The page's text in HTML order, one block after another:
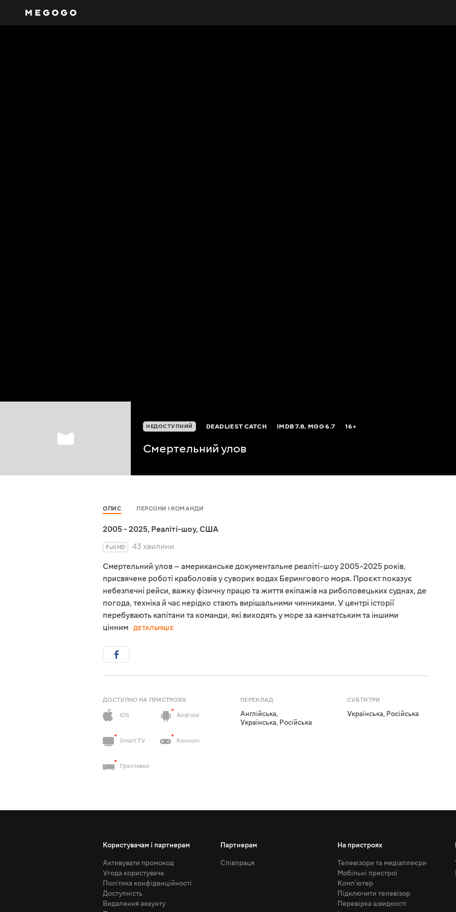
НЕДОСТУПНИЙ DEADLIEST CATCH IMDB7.8, MGG6.7 16+
Смертельний улов
ОПИС ПЕРСОНИ І КОМАНДИ
2005 - 2025, Реаліті-шоу, США
Full HD
43 хвилини
Смертельний улов — американське документальне реаліті-шоу 2005–2025 років,
присвячене роботі краболовів у суворих водах Берингового моря. Проєкт показує
небезпечні рейси, важку фізичну працю та життя екіпажів на риболовецьких суднах, де
погода, техніка й час нерідко стають вирішальними чинниками. У центрі історії
перебувають капітани та команди, які виходять у море за камчатським та іншими
цінним
ДЕТАЛЬНІШЕ
ДОСТУПНО НА ПРИСТРОЯХ
iOS
Android
Smart TV Консолі
Приставки
ПЕРЕКЛАД
Англійська,
Українська, Російська
СУБТИТРИ
Українська, Російська
Користувачам і партнерам
Активувати промокод
Угода користувача
Політика конфіденційності
Доступність
Видалення акаунту
Партнерам
Співпраця
На пристроях
Телевізори та медіаплеєри
Мобільні пристрої
Комп'ютер
Підключити телевізор
Перевірка швидкості